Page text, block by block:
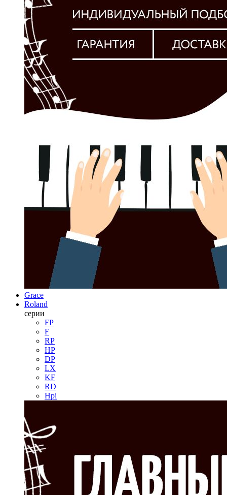
Grace
Roland
серии
FP
F
RP
HP
DP
LX
KF
RD
Hpi